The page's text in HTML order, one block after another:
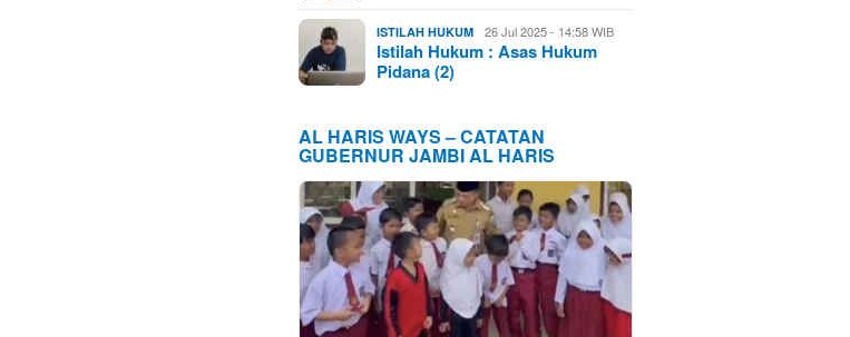
ISTILAH HUKUM 26 Jul 2025 - 14:58 WIB
Istilah Hukum : Asas Hukum
Pidana (2)
AL HARIS WAYS – CATATAN
GUBERNUR JAMBI AL HARIS